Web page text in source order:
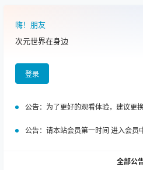
嗨！朋友
次元世界在身边
登录
公告： 为了更好的观看体验，建议更
公告： 请本站会员第一时间 进入会员中
全部公